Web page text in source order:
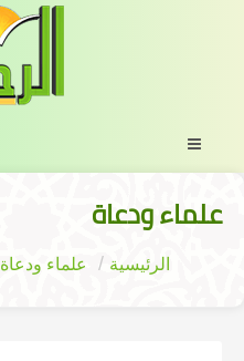
علماء ودعاة
الرئيسية علماء ودعاة